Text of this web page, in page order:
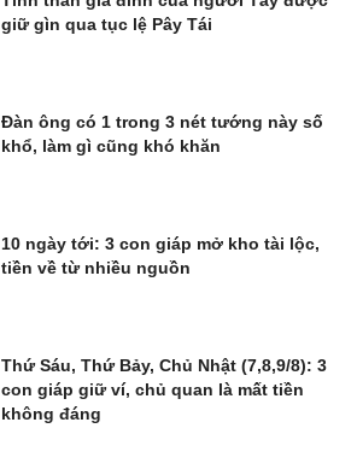
giữ gìn qua tục lệ Pây Tái
Đàn ông có 1 trong 3 nét tướng này số
khổ, làm gì cũng khó khăn
10 ngày tới: 3 con giáp mở kho tài lộc,
tiền về từ nhiều nguồn
Thứ Sáu, Thứ Bảy, Chủ Nhật (7,8,9/8): 3
con giáp giữ ví, chủ quan là mất tiền
không đáng